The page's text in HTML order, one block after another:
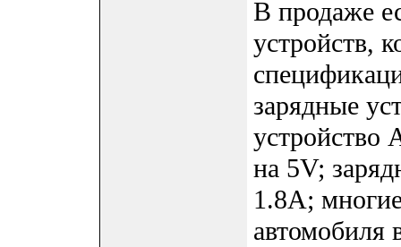
В продаже
устройств,
зарядные
устройство
на 5V;
1.8A;
автомобиля